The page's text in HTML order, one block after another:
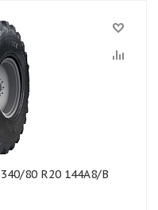
80 R20 144A8/B